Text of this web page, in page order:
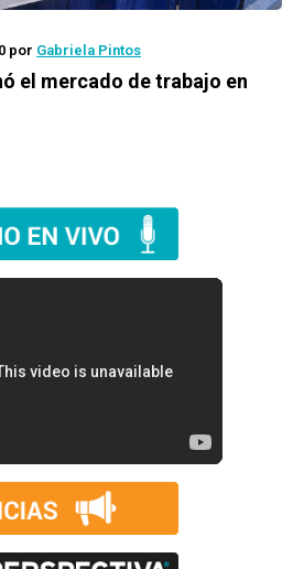
por Gabriela Pintos
el mercado de trabajo en